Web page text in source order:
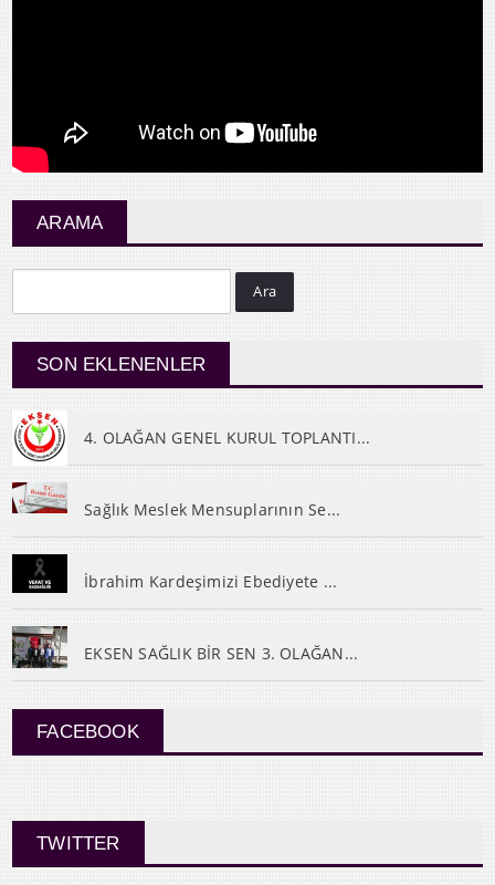
ARAMA
Ara
SON EKLENENLER
4. OLAĞAN GENEL KURUL TOPLANTI...
Sağlık Meslek Mensuplarının Se...
İbrahim Kardeşimizi Ebediyete ...
EKSEN SAĞLIK BİR SEN 3. OLAĞAN...
FACEBOOK
TWITTER